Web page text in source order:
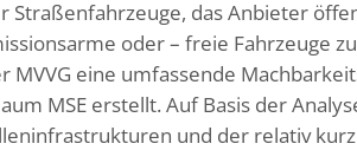
Straßenfahrzeuge, das Anbieter
oder – freie Fahrzeuge
MVVG eine umfassende
MSE erstellt. Auf Basis der
und der relativ